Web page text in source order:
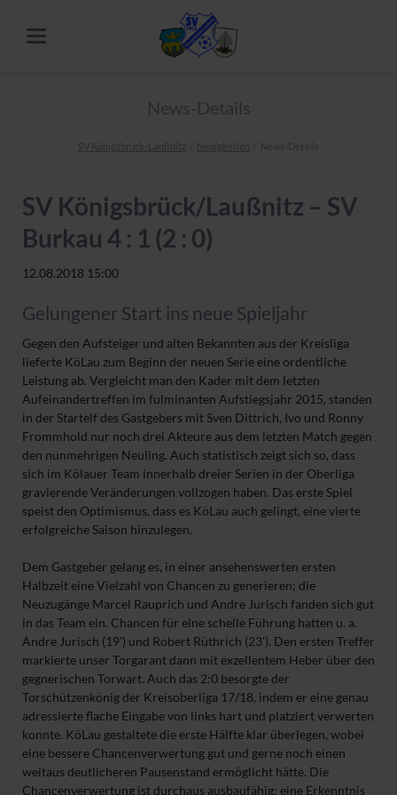
News-Details
SV Königsbrück-Laußnitz Neuigkeiten News-Details
SV Königsbrück/Laußnitz – SV
Burkau 4 : 1 (2 : 0)
12.08.2018 15:00
Gelungener Start ins neue Spieljahr
Gegen den Aufsteiger und alten Bekannten aus der Kreisliga
lieferte KöLau zum Beginn der neuen Serie eine ordentliche
Leistung ab. Vergleicht man den Kader mit dem letzten
Aufeinandertreffen im fulminanten Aufstiegsjahr 2015, standen
in der Startelf des Gastgebers mit Sven Dittrich, Ivo und Ronny
Frommhold nur noch drei Akteure aus dem letzten Match gegen
den nunmehrigen Neuling. Auch statistisch zeigt sich so, dass
sich im Kölauer Team innerhalb dreier Serien in der Oberliga
gravierende Veränderungen vollzogen haben. Das erste Spiel
speist den Optimismus, dass es KöLau auch gelingt, eine vierte
erfolgreiche Saison hinzulegen.
Dem Gastgeber gelang es, in einer ansehenswerten ersten
Halbzeit eine Vielzahl von Chancen zu generieren; die
Neuzugänge Marcel Rauprich und Andre Jurisch fanden sich gut
in das Team ein. Chancen für eine schelle Führung hatten u. a.
Andre Jurisch (19') und Robert Rüthrich (23'). Den ersten Treffer
markierte unser Torgarant dann mit exzellentem Heber über den
gegnerischen Torwart. Auch das 2:0 besorgte der
Torschützenkönig der Kreisoberliga 17/18, indem er eine genau
adressierte flache Eingabe von links hart und platziert verwerten
konnte. KöLau gestaltete die erste Hälfte klar überlegen, wobei
eine bessere Chancenverwertung gut und gerne noch einen
weitaus deutlicheren Pausenstand ermöglicht hätte. Die
Chancenverwertung ist durchaus ausbaufähig; eine Erkenntnis